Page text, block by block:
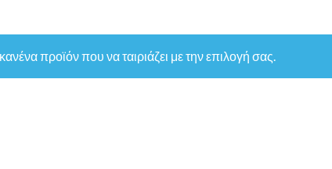
προϊόν που να ταιριάζει με την επιλογή σας.